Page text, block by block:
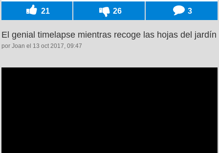
21 26 3
El genial timelapse mientras recoge las hojas del jardín
por Joan el 13 oct 2017, 09:47